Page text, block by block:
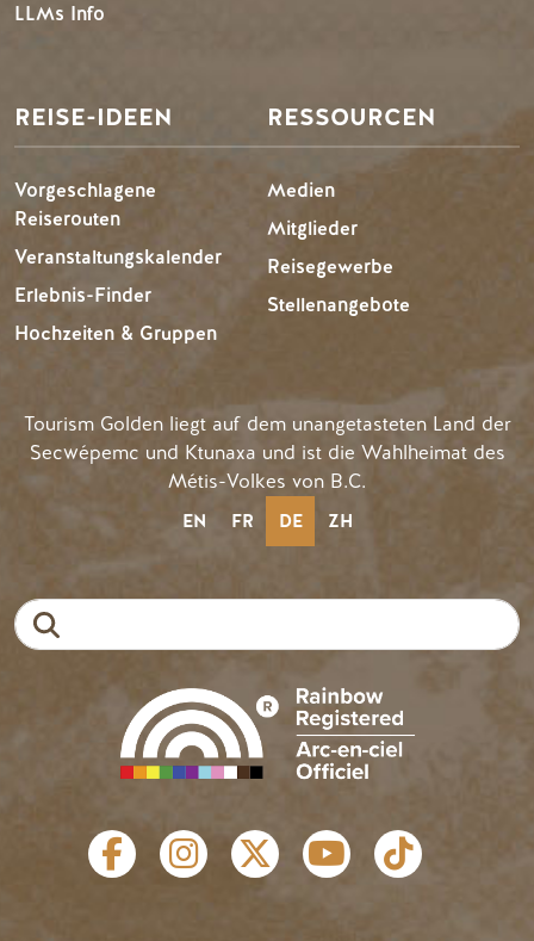
LLMs Info
REISE-IDEEN
Vorgeschlagene
Reiserouten
Veranstaltungskalender
Erlebnis-Finder
Hochzeiten & Gruppen
RESSOURCEN
Medien
Mitglieder
Reisegewerbe
Stellenangebote
Tourism Golden liegt auf dem unangetasteten Land der
Secwépemc und Ktunaxa und ist die Wahlheimat des
Métis-Volkes von B.C.
EN FR DE ZH
SOZIALE LINKS